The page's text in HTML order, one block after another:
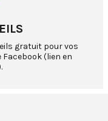
gratuit pour vos
(lien en